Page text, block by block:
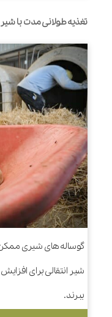
گوساله های شیری
شیر انتقالی برای
ببرند.